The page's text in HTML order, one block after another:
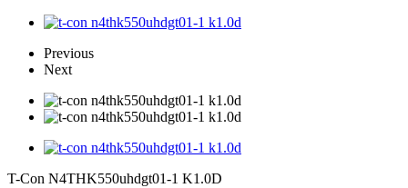
Previous
Next
T-Con N4THK550uhdgt01-1 K1.0D